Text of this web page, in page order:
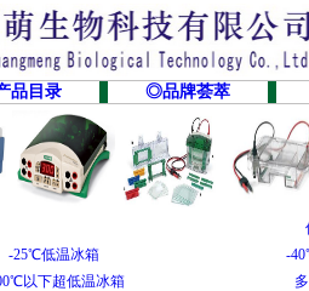
品目录 ◎品牌荟萃
-25℃低温冰箱
-
以下超低温冰箱